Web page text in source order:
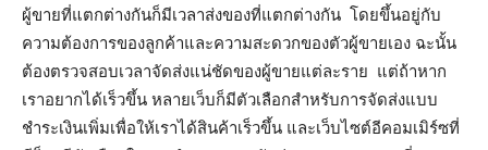
ผู้ขายที่แตกต่างกันก็มีเวลาส่งของที่แตกต่างกัน โดยขึ้นอยู่กับ
ความต้องการของลูกค้าและความสะดวกของตัวผู้ขายเอง ฉะนั้น
ต้องตรวจสอบเวลาจัดส่งแน่ชัดของผู้ขายแต่ละราย แต่ถ้าหาก
เราอยากได้เร็วขึ้น หลายเว็บก็มีตัวเลือกสำหรับการจัดส่งแบบ
ชำระเงินเพิ่มเพื่อให้เราได้สินค้าเร็วขึ้น และเว็บไซต์อีคอมเมิร์ซที่